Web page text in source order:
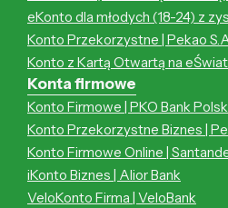
eKonto dla młodych (18-24) z
Konto Przekorzystne | Pekao
Konto z Kartą Otwartą na eŚwiat
Konta firmowe
Konto Firmowe | PKO Bank
Konto Przekorzystne Biznes |
Konto Firmowe Online |
iKonto Biznes | Alior Bank
VeloKonto Firma | VeloBank